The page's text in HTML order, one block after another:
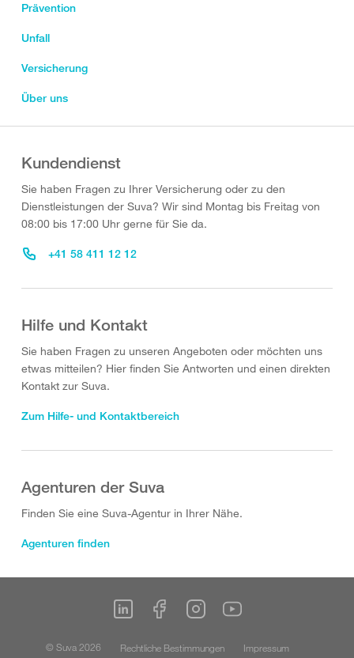
Prävention
Unfall
Versicherung
Über uns
Kundendienst
Sie haben Fragen zu Ihrer Versicherung oder zu den
Dienstleistungen der Suva? Wir sind Montag bis Freitag von
08:00 bis 17:00 Uhr gerne für Sie da.
+41 58 411 12 12
Hilfe und Kontakt
Sie haben Fragen zu unseren Angeboten oder möchten uns
etwas mitteilen? Hier finden Sie Antworten und einen direkten
Kontakt zur Suva.
Zum Hilfe- und Kontaktbereich
Agenturen der Suva
Finden Sie eine Suva-Agentur in Ihrer Nähe.
Agenturen finden
© Suva 2026 Rechtliche Bestimmungen Impressum